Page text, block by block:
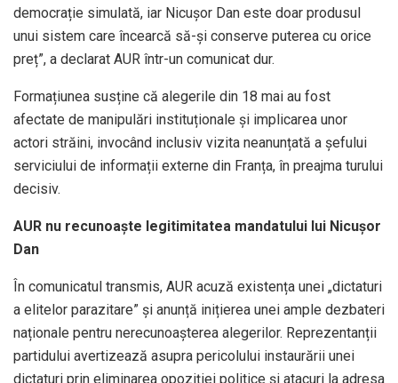
democrație simulată, iar Nicușor Dan este doar produsul
unui sistem care încearcă să-și conserve puterea cu orice
preț”, a declarat AUR într-un comunicat dur.
Formațiunea susține că alegerile din 18 mai au fost
afectate de manipulări instituționale și implicarea unor
actori străini, invocând inclusiv vizita neanunțată a șefului
serviciului de informații externe din Franța, în preajma turului
decisiv.
AUR nu recunoaște legitimitatea mandatului lui Nicușor
Dan
În comunicatul transmis, AUR acuză existența unei „dictaturi
a elitelor parazitare” și anunță inițierea unei ample dezbateri
naționale pentru nerecunoașterea alegerilor. Reprezentanții
partidului avertizează asupra pericolului instaurării unei
dictaturi prin eliminarea opoziției politice și atacuri la adresa